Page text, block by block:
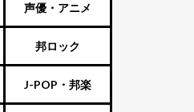
声優・アニメ
邦ロック
J-POP・邦楽